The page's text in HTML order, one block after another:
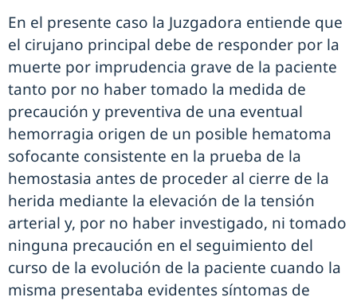
En el presente caso la Juzgadora entiende que
el cirujano principal debe de responder por la
muerte por imprudencia grave de la paciente
tanto por no haber tomado la medida de
precaución y preventiva de una eventual
hemorragia origen de un posible hematoma
sofocante consistente en la prueba de la
hemostasia antes de proceder al cierre de la
herida mediante la elevación de la tensión
arterial y, por no haber investigado, ni tomado
ninguna precaución en el seguimiento del
curso de la evolución de la paciente cuando la
misma presentaba evidentes síntomas de